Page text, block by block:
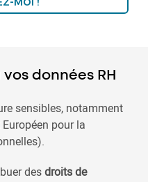
vos données RH
sensibles, notamment
pour la
desdroits de